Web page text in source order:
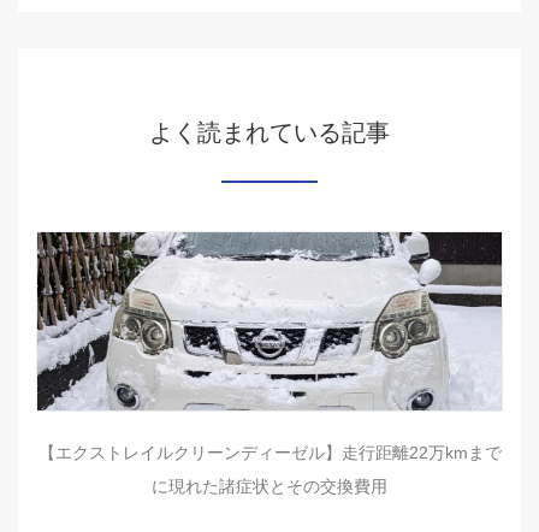
よく読まれている記事
【エクストレイルクリーンディーゼル】走行距離22万kmまで
に現れた諸症状とその交換費用